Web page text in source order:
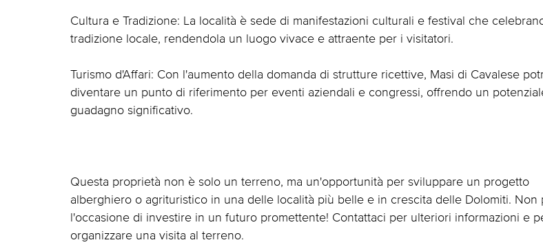
Cultura e Tradizione: La località è sede di manifestazioni culturali e festival che
tradizione locale, rendendola un luogo vivace e attraente per i visitatori.
Turismo d'Affari: Con l'aumento della domanda di strutture ricettive, Masi di Cavalese
diventare un punto di riferimento per eventi aziendali e congressi, offrendo un
guadagno significativo.
Questa proprietà non è solo un terreno, ma un'opportunità per sviluppare un progetto
alberghiero o agrituristico in una delle località più belle e in crescita delle Dolomiti. Non
l'occasione di investire in un futuro promettente! Contattaci per ulteriori informazioni e
organizzare una visita al terreno.